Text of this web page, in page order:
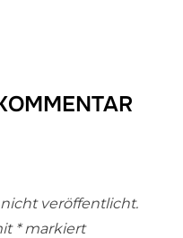
veröffentlicht.
*markiert